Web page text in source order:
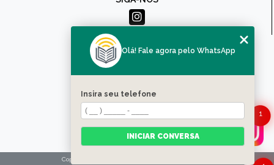
MENU
QUEM SOMOS
PRODUTOS
CONTATO
CATEGORIAS
MAPA DO SITE
Copyright © Impressos ADG. (Lei 9610 de 19/02/1998)
1
Olá! Fale agora pelo WhatsApp
Insira seu telefone
INICIAR CONVERSA